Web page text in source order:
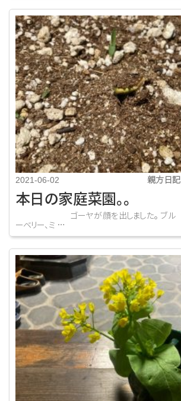
親方日記
2021-06-02
本日の家庭菜園。。
ゴーヤが顔を出しました。 ブル
ーベリー、ミ …